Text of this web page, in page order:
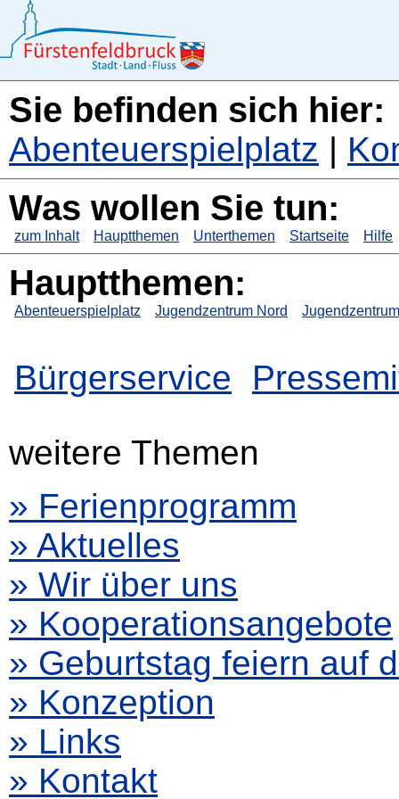
Sie befinden sich hier:
Abenteuerspielplatz |
Was wollen Sie tun:
zum Inhalt Hauptthemen Unterthemen Startseite Hilfe
Hauptthemen:
Abenteuerspielplatz Jugendzentrum Nord
Bürgerservice
weitere Themen
» Ferienprogramm
» Aktuelles
» Wir über uns
» Kooperationsangebote
» Geburtstag feiern auf
» Konzeption
» Links
» Kontakt